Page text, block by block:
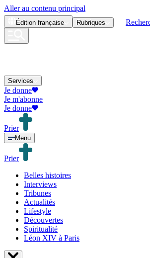
Aller au contenu principal
Édition française Rubriques
Services
Je donne
Je m'abonne
Je donne
Prier
Menu
Prier
Belles histoires
Interviews
Tribunes
Actualités
Lifestyle
Découvertes
Spiritualité
Léon XIV à Paris